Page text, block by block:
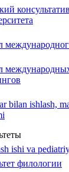
bilan ishlash,
ishi va
филологии